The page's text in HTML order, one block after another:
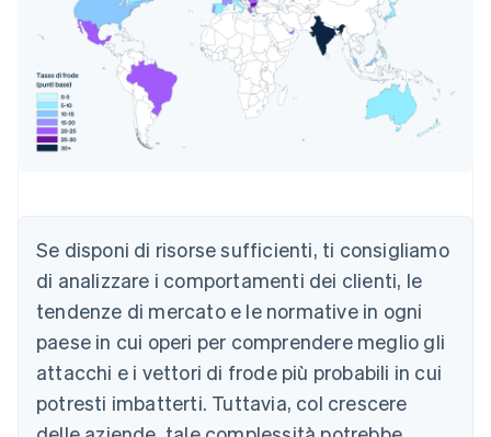
Se disponi di risorse sufficienti, ti consigliamo
di analizzare i comportamenti dei clienti, le
tendenze di mercato e le normative in ogni
paese in cui operi per comprendere meglio gli
attacchi e i vettori di frode più probabili in cui
potresti imbatterti. Tuttavia, col crescere